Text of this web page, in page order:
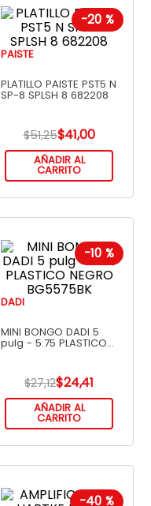
-20 %
PAISTE
PLATILLO PAISTE PST5 N
SP-8 SPLSH 8 682208
$51,25$41,00
AÑADIR AL
CARRITO
-10 %
DADI
MINI BONGO DADI 5
pulg - 5.75 PLASTICO
$27,12$24,41
AÑADIR AL
CARRITO
-40 %